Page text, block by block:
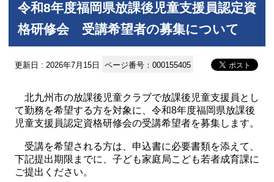
令和8年度福岡県放課後児童支援員認定資
格研修会 受講希望者の募集について
更新日 : 2026年7月15日 ページ番号：000155405
北九州市の放課後児童クラブで放課後児童支援員とし
て勤務を希望する方を対象に、令和8年度福岡県放課後
児童支援員認定資格研修会の受講希望者を募集します。
受講を希望される方は、申込書に必要書類を添えて、
下記提出期限までに、子ども家庭局こども若者成育課に
ご提出ください。